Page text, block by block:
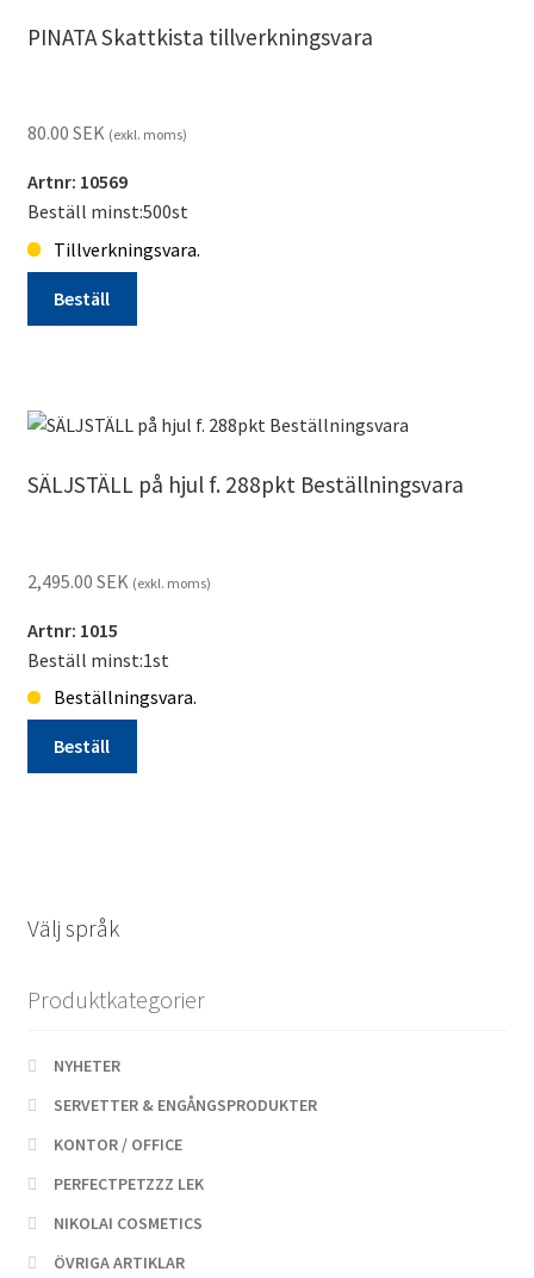
mängd
PINATA Skattkista tillverkningsvara
80.00 SEK (exkl. moms)
Artnr: 10569
Beställ minst:500st
Tillverkningsvara.
Beställ
mängd
SÄLJSTÄLL på hjul f. 288pkt Beställningsvara
2,495.00 SEK (exkl. moms)
Artnr: 1015
Beställ minst:1st
Beställningsvara.
Beställ
Beställningsvara
Välj språk
Produktkategorier
NYHETER
SERVETTER & ENGÅNGSPRODUKTER
KONTOR / OFFICE
PERFECTPETZZZ LEK
NIKOLAI COSMETICS
ÖVRIGA ARTIKLAR